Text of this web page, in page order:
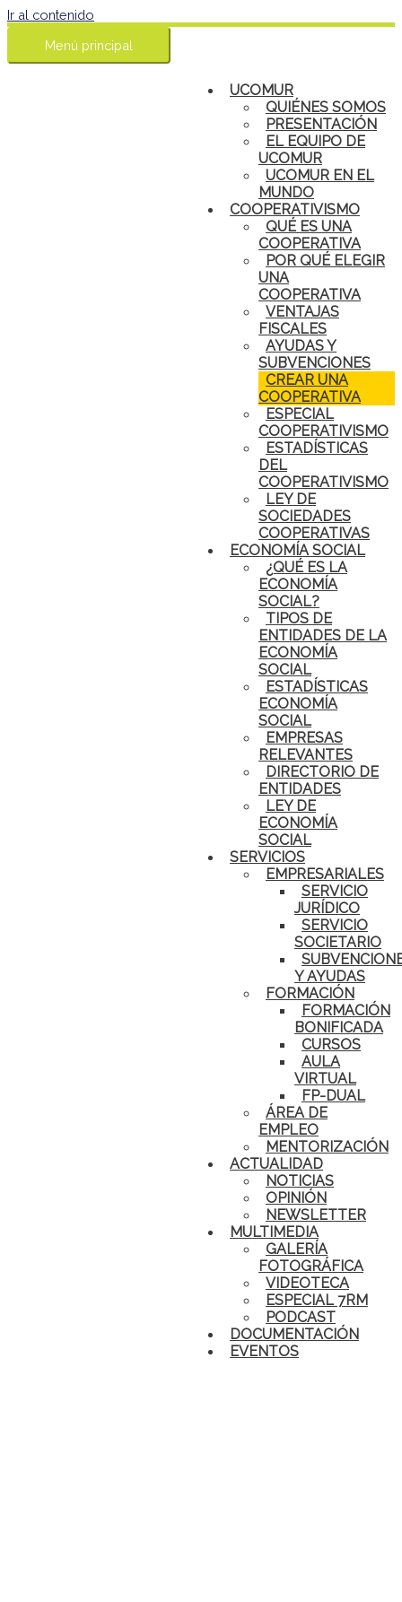
Ir al contenido
Menú principal
UCOMUR
QUIÉNES SOMOS
PRESENTACIÓN
EL EQUIPO DE
UCOMUR
UCOMUR EN EL
MUNDO
COOPERATIVISMO
QUÉ ES UNA
COOPERATIVA
POR QUÉ ELEGIR
UNA
COOPERATIVA
VENTAJAS
FISCALES
AYUDAS Y
SUBVENCIONES
CREAR UNA
COOPERATIVA
ESPECIAL
COOPERATIVISMO
ESTADÍSTICAS
DEL
COOPERATIVISMO
LEY DE
SOCIEDADES
COOPERATIVAS
ECONOMÍA SOCIAL
¿QUÉ ES LA
ECONOMÍA
SOCIAL?
TIPOS DE
ENTIDADES DE LA
ECONOMÍA
SOCIAL
ESTADÍSTICAS
ECONOMÍA
SOCIAL
EMPRESAS
RELEVANTES
DIRECTORIO DE
ENTIDADES
LEY DE
ECONOMÍA
SOCIAL
SERVICIOS
EMPRESARIALES
SERVICIO
JURÍDICO
SERVICIO
SOCIETARIO
Y AYUDAS
FORMACIÓN
FORMACIÓN
BONIFICADA
CURSOS
AULA
VIRTUAL
FP-DUAL
ÁREA DE
EMPLEO
MENTORIZACIÓN
ACTUALIDAD
NOTICIAS
OPINIÓN
NEWSLETTER
MULTIMEDIA
GALERÍA
FOTOGRÁFICA
VIDEOTECA
ESPECIAL 7RM
PODCAST
DOCUMENTACIÓN
EVENTOS